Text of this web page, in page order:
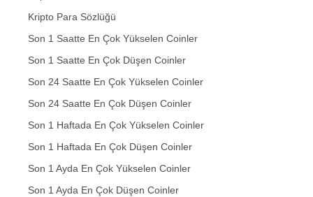
Kripto Para Sözlüğü
Son 1 Saatte En Çok Yükselen Coinler
Son 1 Saatte En Çok Düşen Coinler
Son 24 Saatte En Çok Yükselen Coinler
Son 24 Saatte En Çok Düşen Coinler
Son 1 Haftada En Çok Yükselen Coinler
Son 1 Haftada En Çok Düşen Coinler
Son 1 Ayda En Çok Yükselen Coinler
Son 1 Ayda En Çok Düşen Coinler